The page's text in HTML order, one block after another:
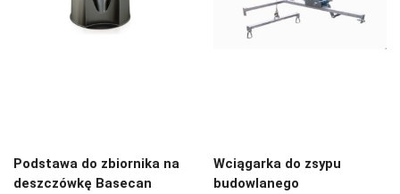
Podstawa do zbiornika na
deszczówkę Basecan
Wciągarka do zsypu
budowlanego